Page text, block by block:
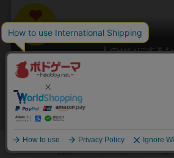
No.31
人のせいにするな